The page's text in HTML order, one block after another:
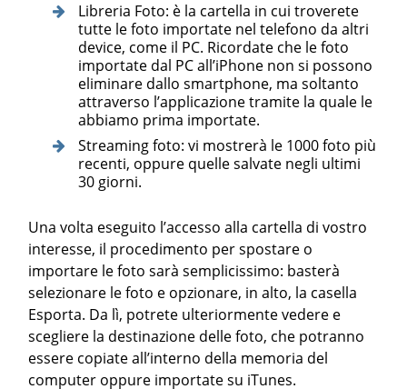
Libreria Foto: è la cartella in cui troverete
tutte le foto importate nel telefono da altri
device, come il PC. Ricordate che le foto
importate dal PC all’iPhone non si possono
eliminare dallo smartphone, ma soltanto
attraverso l’applicazione tramite la quale le
abbiamo prima importate.
Streaming foto: vi mostrerà le 1000 foto più
recenti, oppure quelle salvate negli ultimi
30 giorni.
Una volta eseguito l’accesso alla cartella di vostro
interesse, il procedimento per spostare o
importare le foto sarà semplicissimo: basterà
selezionare le foto e opzionare, in alto, la casella
Esporta. Da lì, potrete ulteriormente vedere e
scegliere la destinazione delle foto, che potranno
essere copiate all’interno della memoria del
computer oppure importate su iTunes.